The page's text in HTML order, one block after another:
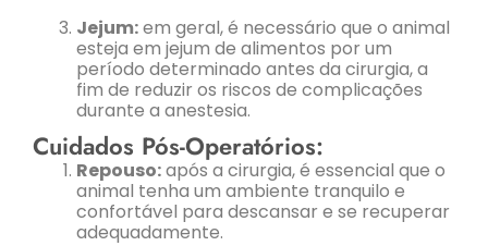
Jejum:em geral, é necessário que o animal
esteja em jejum de alimentos por um
período determinado antes da cirurgia, a
fim de reduzir os riscos de complicações
durante a anestesia.
Cuidados Pós-Operatórios:
Repouso:após a cirurgia, é essencial que o
animal tenha um ambiente tranquilo e
confortável para descansar e se recuperar
adequadamente.